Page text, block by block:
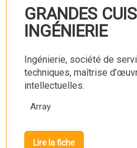
GRANDES
INGÉNIERIE
Ingénierie, société de
techniques, maîtrise
intellectuelles.
Array
Lire la fiche